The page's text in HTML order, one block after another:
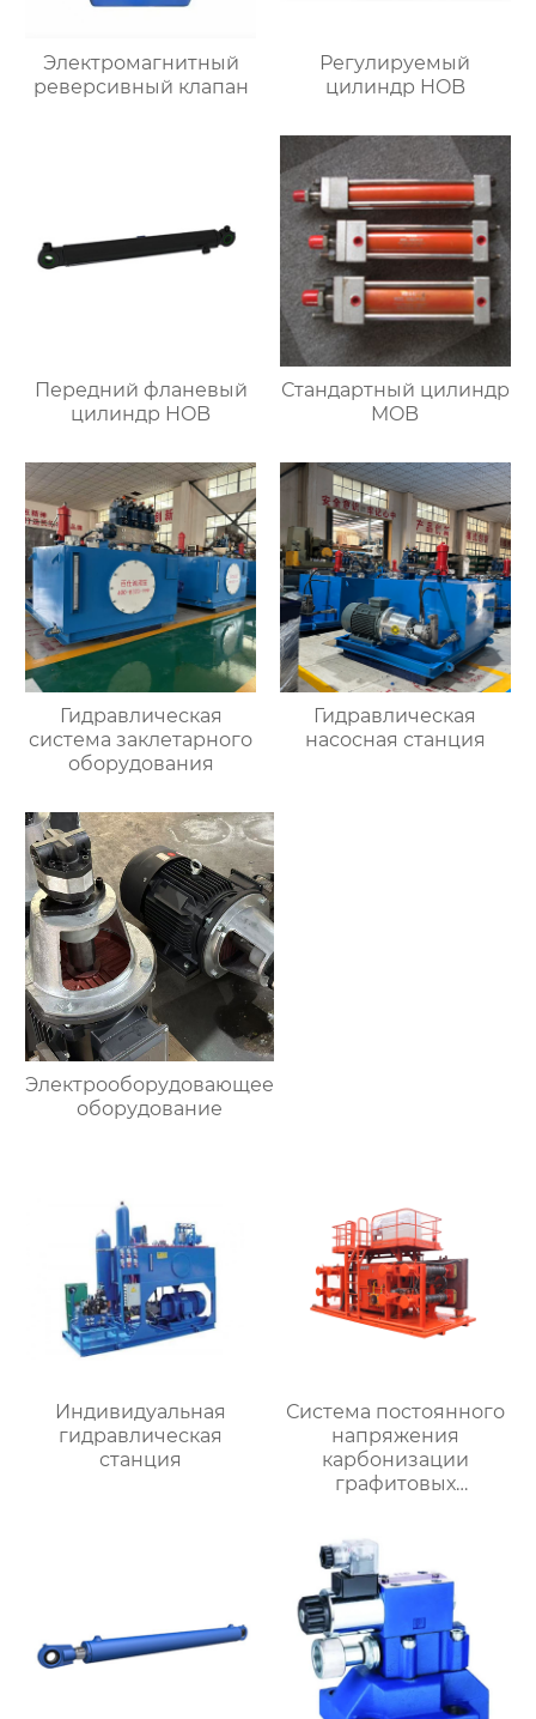
Электромагнитный
реверсивный клапан
Регулируемый
цилиндр HOB
Передний фланевый
цилиндр HOB
Стандартный цилиндр
MOB
Гидравлическая
система заклетарного
оборудования
Гидравлическая
насосная станция
Электрооборудовающее
оборудование
Индивидуальная
гидравлическая
станция
Система постоянного
напряжения
карбонизации
графитовых